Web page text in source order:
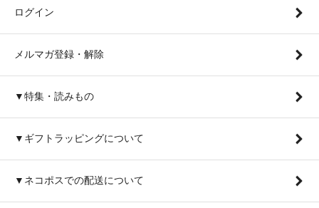
ログイン
メルマガ登録・解除
▼特集・読みもの
▼ギフトラッピングについて
▼ネコポスでの配送について